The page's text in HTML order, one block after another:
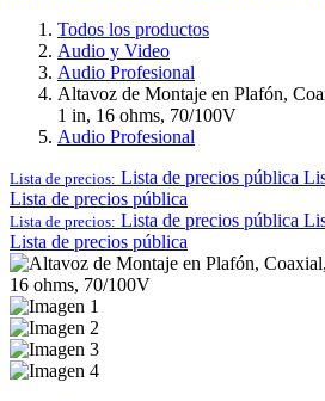
Todos los productos
Audio y Video
Audio Profesional
Altavoz de Montaje en Plafón,
1 in, 16 ohms, 70/100V
Audio Profesional
Lista de precios: Lista de precios pública
Lista de precios pública
Lista de precios: Lista de precios pública
Lista de precios pública